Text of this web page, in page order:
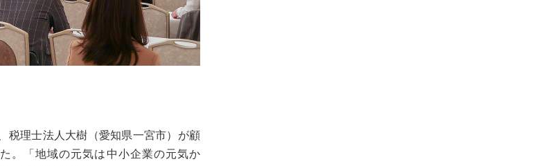
税理士法人大樹（愛知県一宮市）が顧
。「地域の元気は中小企業の元気か